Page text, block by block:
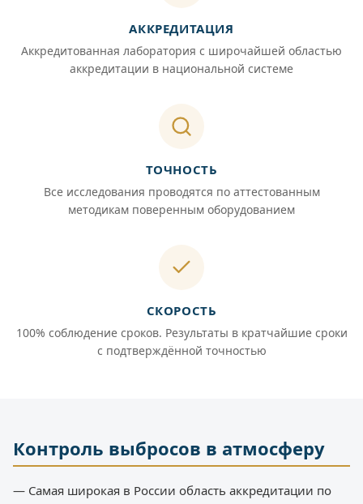
АККРЕДИТАЦИЯ
Аккредитованная лаборатория с широчайшей областью
аккредитации в национальной системе
ТОЧНОСТЬ
Все исследования проводятся по аттестованным
методикам поверенным оборудованием
СКОРОСТЬ
100% соблюдение сроков. Результаты в кратчайшие сроки
с подтверждённой точностью
Контроль выбросов в атмосферу
— Самая широкая в России область аккредитации по